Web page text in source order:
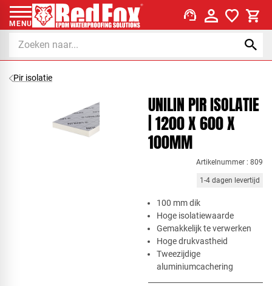
MENU support_agent
Pir isolatie
UNILIN PIR ISOLATIE
| 1200 X 600 X
100MM
Artikelnummer : 809
1-4 dagen levertijd
​100 mm dik
Hoge isolatiewaarde
Gemakkelijk te verwerken
Hoge drukvastheid
Tweezijdige
aluminiumcachering